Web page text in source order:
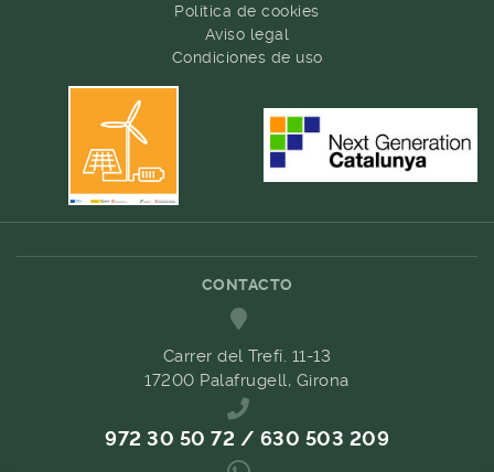
Política de cookies
Aviso legal
Condiciones de uso
CONTACTO
Carrer del Trefí. 11-13
17200 Palafrugell, Girona
972 30 50 72 / 630 503 209